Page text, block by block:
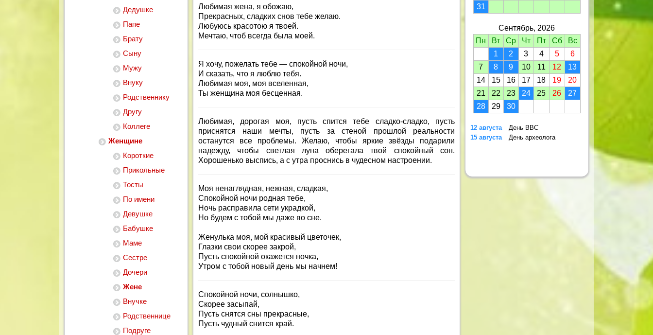
Дедушке
Папе
Брату
Сыну
Мужу
Внуку
Родственнику
Другу
Коллеге
Женщине
Короткие
Прикольные
Тосты
По имени
Девушке
Бабушке
Маме
Сестре
Дочери
Жене
Внучке
Родственнице
Подруге
Любимая жена, я обожаю,
Прекрасных, сладких снов тебе желаю.
Любуюсь красотою я твоей.
Мечтаю, чтоб всегда была моей.
Я хочу, пожелать тебе — спокойной ночи,
И сказать, что я люблю тебя.
Любимая моя, моя вселенная,
Ты женщина моя бесценная.
Любимая, дорогая моя, пусть спится тебе сладко-сладко, пусть
приснятся наши мечты, пусть за стеной прошлой реальности
останутся все проблемы. Желаю, чтобы яркие звёзды подарили
надежду, чтобы светлая луна оберегала твой спокойный сон.
Хорошенько выспись, а с утра проснись в чудесном настроении.
Моя ненаглядная, нежная, сладкая,
Спокойной ночи родная тебе,
Ночь расправила сети украдкой,
Но будем с тобой мы даже во сне.
Женулька моя, мой красивый цветочек,
Глазки свои скорее закрой,
Пусть спокойной окажется ночка,
Утром с тобой новый день мы начнем!
Спокойной ночи, солнышко,
Скорее засыпай,
Пусть снятся сны прекрасные,
Пусть чудный снится край.
31
Сентябрь, 2026
Пн
Вт Ср Чт Пт Сб
Вс
1
2 3 4 5
6
7
8 9 10 11 12
13
14
15 16 17 18 19
20
21
22 23 24 25 26
27
28
29 30
12 августа
День ВВС
15 августа
День археолога